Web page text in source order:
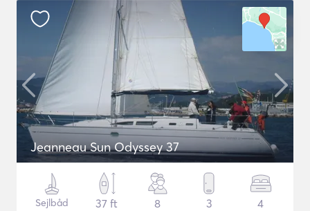
Jeanneau Sun Odyssey 37
Sejlbåd
37 ft
8 3 4